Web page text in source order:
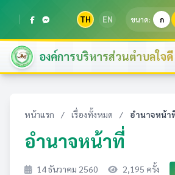
TH EN ขนาด: ก
องค์การบริหารส่วนตำบลใจดี
หน้าแรก / เรื่องทั้งหมด / อำนาจหน้า
อำนาจหน้าที่
14 ธันวาคม 2560 2,195 ครั้ง